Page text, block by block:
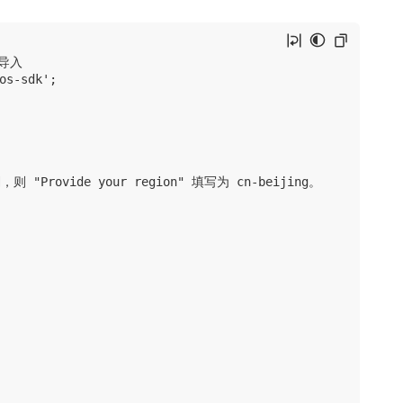
入
sdk';
则 "Provide your region" 填写为 cn-beijing。